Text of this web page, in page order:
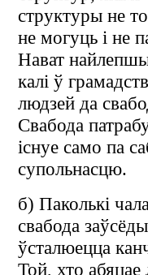
структуры не
не могуць і не
Нават
калі ў
людзей да
Свабода
існуе само па
супольнасцю.
б) Паколькі
свабода
ўсталюецца
Той, хто абяцае